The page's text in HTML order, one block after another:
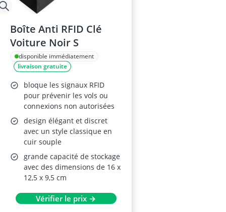
Boîte Anti RFID Clé
Voiture Noir S
disponible immédiatement
livraison gratuite
bloque les signaux RFID
pour prévenir les vols ou
connexions non autorisées
design élégant et discret
avec un style classique en
cuir souple
grande capacité de stockage
avec des dimensions de 16 x
12,5 x 9,5 cm
Vérifier le prix →